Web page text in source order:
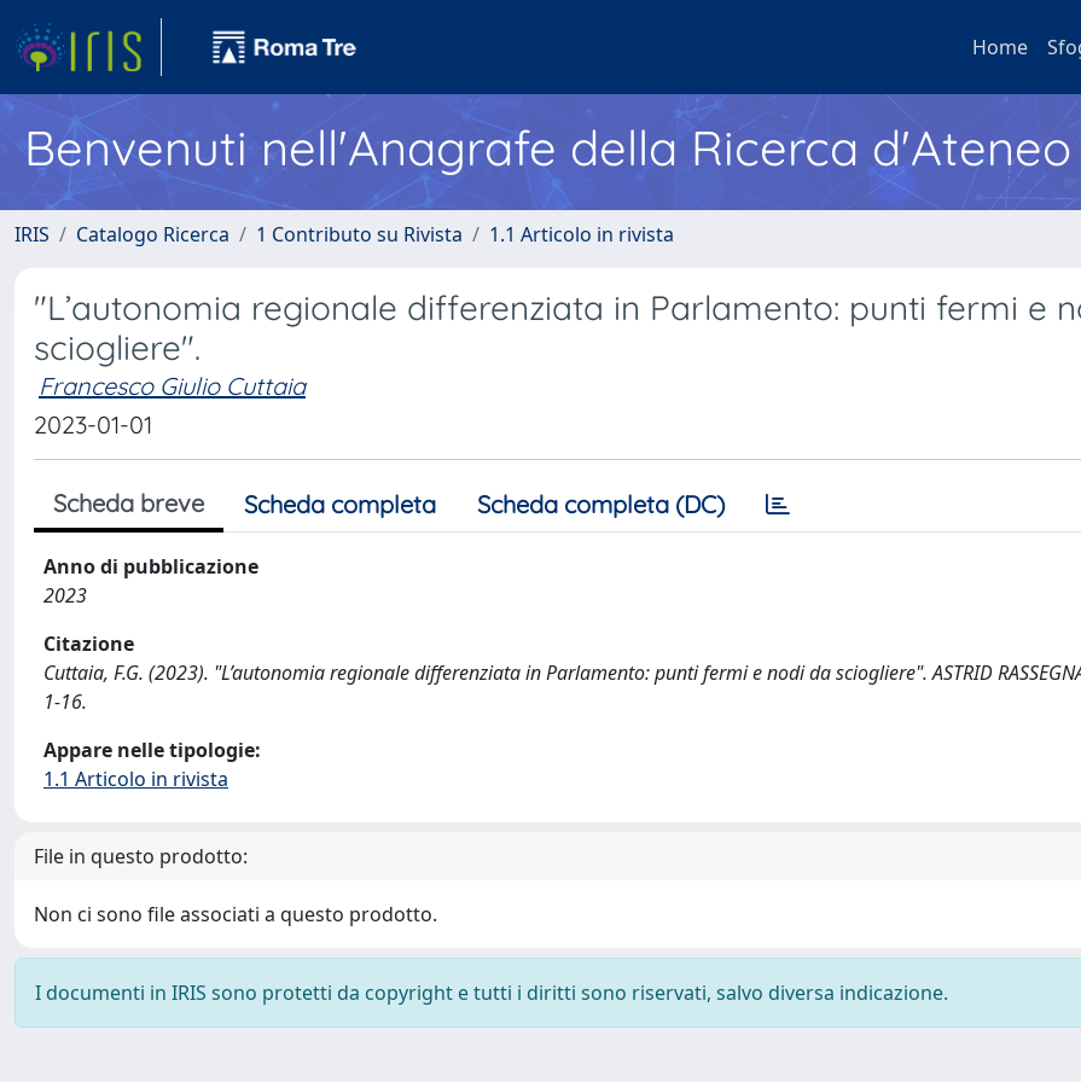
Home
Benvenuti nell'Anagrafe della Ricerca d'Ateneo
IRIS Catalogo Ricerca 1 Contributo su Rivista 1.1 Articolo in rivista
"L’autonomia regionale differenziata in Parlamento: punti fermi e
sciogliere".
Francesco Giulio Cuttaia
2023-01-01
Scheda breve Scheda completa Scheda completa (DC)
Anno di pubblicazione
2023
Citazione
Cuttaia, F.G. (2023). "L’autonomia regionale differenziata in Parlamento: punti fermi e nodi da sciogliere". ASTRID
1-16.
Appare nelle tipologie:
1.1 Articolo in rivista
File in questo prodotto:
Non ci sono file associati a questo prodotto.
I documenti in IRIS sono protetti da copyright e tutti i diritti sono riservati, salvo diversa indicazione.